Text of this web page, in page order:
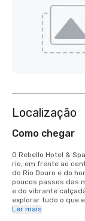
Localização
Como chegar
O Rebello Hotel &
rio, em frente ao
do Rio Douro e do
poucos passos das
e do vibrante
explorar tudo o que
cruzeiro fluvial,
Ler mais